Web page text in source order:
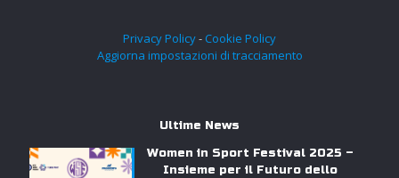
Privacy Policy- Cookie Policy
Aggiorna impostazioni di tracciamento
Ultime News
Women in Sport Festival 2025 –
Insieme per il Futuro dello